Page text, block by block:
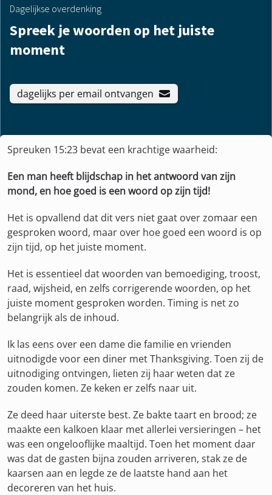
Dagelijkse overdenking
Spreek je woorden op het juiste
moment
dagelijks per email ontvangen
Spreuken 15:23 bevat een krachtige waarheid:
Een man heeft blijdschap in het antwoord van zijn
mond, en hoe goed is een woord op zijn tijd!
Het is opvallend dat dit vers niet gaat over zomaar een
gesproken woord, maar over hoe goed een woord is op
zijn tijd, op het juiste moment.
Het is essentieel dat woorden van bemoediging, troost,
raad, wijsheid, en zelfs corrigerende woorden, op het
juiste moment gesproken worden. Timing is net zo
belangrijk als de inhoud.
Ik las eens over een dame die familie en vrienden
uitnodigde voor een diner met Thanksgiving. Toen zij de
uitnodiging ontvingen, lieten zij haar weten dat ze
zouden komen. Ze keken er zelfs naar uit.
Ze deed haar uiterste best. Ze bakte taart en brood; ze
maakte een kalkoen klaar met allerlei versieringen – het
was een ongelooflijke maaltijd. Toen het moment daar
was dat de gasten bijna zouden arriveren, stak ze de
kaarsen aan en legde ze de laatste hand aan het
decoreren van het huis.